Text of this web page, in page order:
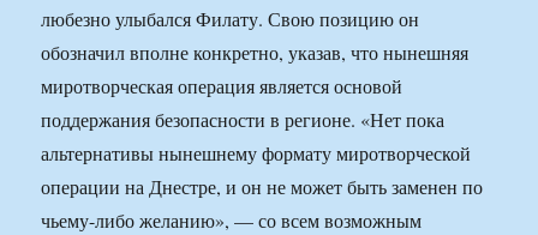
любезно улыбался Филату. Свою позицию он
обозначил вполне конкретно, указав, что нынешняя
миротворческая операция является основой
поддержания безопасности в регионе. «Нет пока
альтернативы нынешнему формату миротворческой
операции на Днестре, и он не может быть заменен по
чьему-либо желанию», — со всем возможным